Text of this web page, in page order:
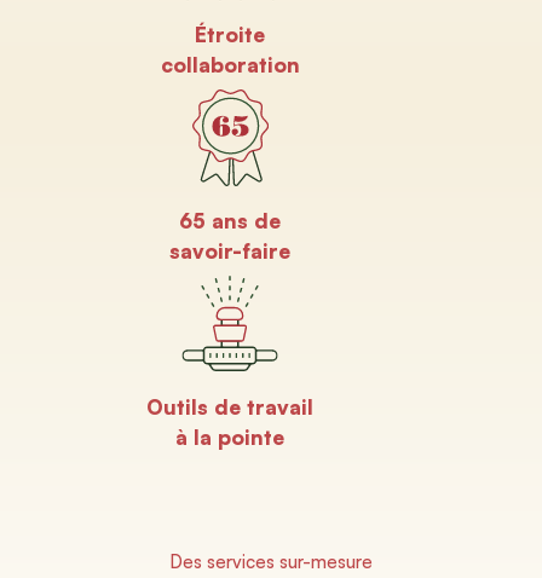
Étroite
collaboration
65 ans de
savoir-faire
Outils de travail
à la pointe
Des services sur-mesure